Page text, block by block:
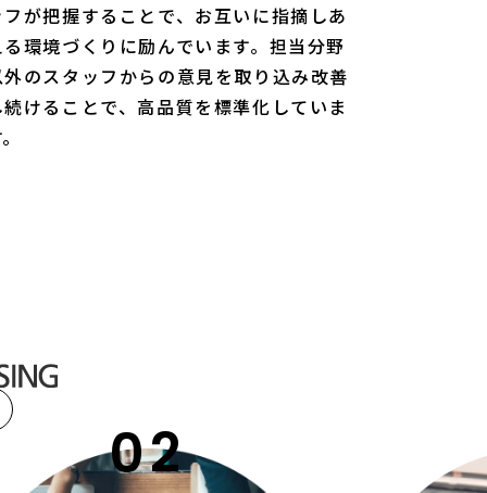
が把握することで、お互いに指摘しあ
環境づくりに励んでいます。担当分野
のスタッフからの意見を取り込み改善
けることで、高品質を標準化していま
02